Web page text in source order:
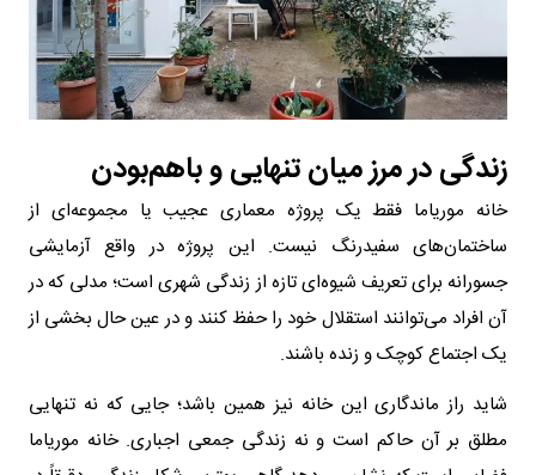
زندگی در مرز میان تنهایی و باهم‌بودن
خانه موریاما فقط یک پروژه معماری عجیب یا مجموعه‌ای از
ساختمان‌های سفیدرنگ نیست. این پروژه در واقع آزمایشی
جسورانه برای تعریف شیوه‌ای تازه از زندگی شهری است؛ مدلی که در
آن افراد می‌توانند استقلال خود را حفظ کنند و در عین حال بخشی از
یک اجتماع کوچک و زنده باشند.
شاید راز ماندگاری این خانه نیز همین باشد؛ جایی که نه تنهایی
مطلق بر آن حاکم است و نه زندگی جمعی اجباری. خانه موریاما